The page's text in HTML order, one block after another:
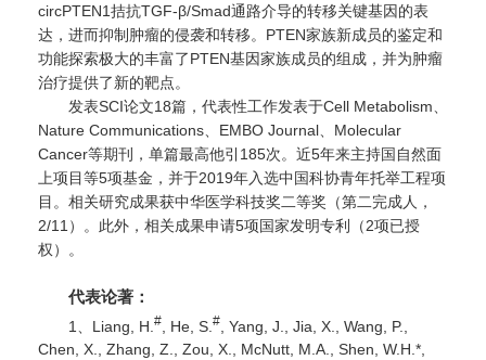
circPTEN1拮抗TGF-β/Smad通路介导的转移关键基因的表
达，进而抑制肿瘤的侵袭和转移。PTEN家族新成员的鉴定和
功能探索极大的丰富了PTEN基因家族成员的组成，并为肿瘤
治疗提供了新的靶点。
发表SCI论文18篇，代表性工作发表于Cell Metabolism、
Nature Communications、EMBO Journal、Molecular
Cancer等期刊，单篇最高他引185次。近5年来主持国自然面
上项目等5项基金，并于2019年入选中国科协青年托举工程项
目。相关研究成果获中华医学科技奖二等奖（第二完成人，
2/11）。此外，相关成果申请5项国家发明专利（2项已授
权）。
代表论著：
1、Liang, H. #, He, S. #, Yang, J., Jia, X., Wang, P.,
Chen, X., Zhang, Z., Zou, X., McNutt, M.A., Shen, W.H.*,